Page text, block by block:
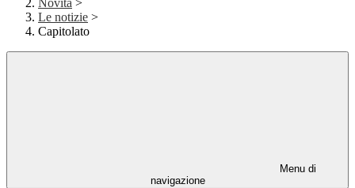
Novità >
Le notizie >
Capitolato
Menu di
navigazione